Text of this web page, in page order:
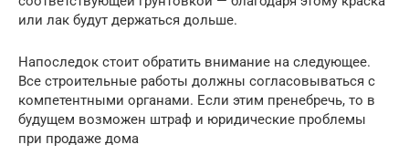
или лак будут держаться дольше.
Напоследок стоит обратить внимание на следующее.
Все строительные работы должны согласовываться с
компетентными органами. Если этим пренебречь, то в
будущем возможен штраф и юридические проблемы
при продаже дома